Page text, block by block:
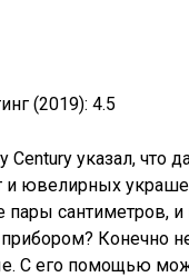
(2019): 4.5
указал, что
и ювелирных
пары сантиметров,
Конечно
С его помощью